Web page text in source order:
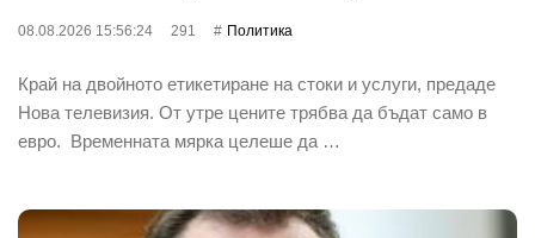
08.08.2026 15:56:24 291 Политика
Край на двойното етикетиране на стоки и услуги, предаде
Нова телевизия. От утре цените трябва да бъдат само в
евро. Временната мярка целеше да …